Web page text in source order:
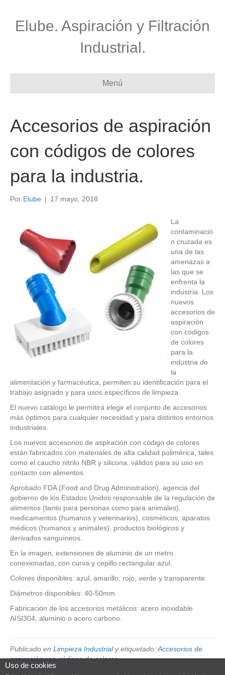
Elube. Aspiración y Filtración
Industrial.
Menú
Accesorios de aspiración
con códigos de colores
para la industria.
Por Elube | 17 mayo, 2018
La
contaminació
n cruzada es
una de las
amenazas a
las que se
enfrenta la
industria. Los
nuevos
accesorios de
aspiración
con códigos
de colores
para la
industria de
la
alimentación y farmacéutica, permiten su identificación para el
trabajo asignado y para usos específicos de limpieza.
El nuevo catálogo le permitirá elegir el conjunto de accesorios
más óptimos para cualquier necesidad y para distintos entornos
industriales.
Los nuevos accesorios de aspiración con código de colores
están fabricados con materiales de alta calidad polimérica, tales
como el caucho nitrilo NBR y silicona, válidos para su uso en
contacto con alimentos.
Aprobado FDA (Food and Drug Administration), agencia del
gobierno de los Estados Unidos responsable de la regulación de
alimentos (tanto para personas como para animales),
medicamentos (humanos y veterinarios), cosméticos, aparatos
médicos (humanos y animales), productos biológicos y
derivados sanguíneos.
En la imagen, extensiones de aluminio de un metro
conexionadas, con curva y cepillo rectangular azul.
Colores disponibles: azul, amarillo, rojo, verde y transparente.
Diámetros disponibles: 40-50mm.
Fabricación de los accesorios metálicos: acero inoxidable
AISI304, aluminio o acero carbono.
Publicado en Limpieza Industrialy etiquetado:Accesorios de
aspiración con códigos de colores
Uso de cookies